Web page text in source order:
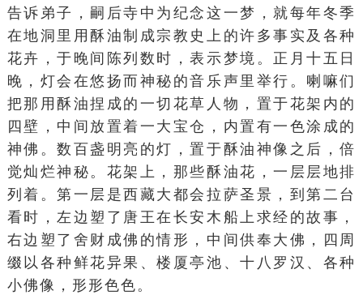
告诉弟子，嗣后寺中为纪念这一梦，就每年冬季
在地洞里用酥油制成宗教史上的许多事实及各种
花卉，于晚间陈列数时，表示梦境。正月十五日
晚，灯会在悠扬而神秘的音乐声里举行。喇嘛们
把那用酥油捏成的一切花草人物，置于花架内的
四壁，中间放置着一大宝仓，内置有一色涂成的
神佛。数百盏明亮的灯，置于酥油神像之后，倍
觉灿烂神秘。花架上，那些酥油花，一层层地排
列着。第一层是西藏大都会拉萨圣景，到第二台
看时，左边塑了唐王在长安木船上求经的故事，
右边塑了舍财成佛的情形，中间供奉大佛，四周
缀以各种鲜花异果、楼厦亭池、十八罗汉、各种
小佛像，形形色色。